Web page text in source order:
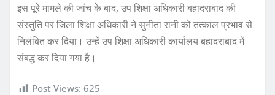
इस पूरे मामले की जांच के बाद, उप शिक्षा अधिकारी बहादराबाद की
संस्तुति पर जिला शिक्षा अधिकारी ने सुनीता रानी को तत्काल प्रभाव से
निलंबित कर दिया। उन्हें उप शिक्षा अधिकारी कार्यालय बहादराबाद में
संबद्ध कर दिया गया है।
Post Views: 625